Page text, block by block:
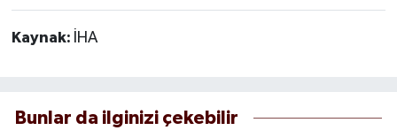
Kaynak: İHA
Bunlar da ilginizi çekebilir